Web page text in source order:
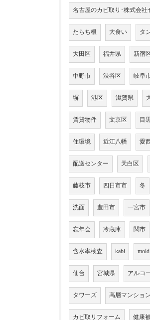
名古屋のカビ取り･株式会社
たらち根 大食い タ
大田区 福井県 新宿区
中野市 渋谷区 岐阜
塀 港区 滋賀県
賃貸物件 文京区 目
住環境 近江八幡 愛
配送センター 天白区
藤枝市 四日市市 冬
洗面 豊田市 一宮市
忘年会 冷蔵庫 関市
含水率検査 kabi mold
仙台 宮城県 アルコ
タワーズ 高層マンション
カビ取リフォーム 健康